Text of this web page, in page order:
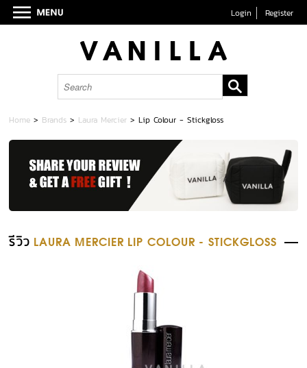
Login Register
Home > Brands > Laura Mercier >Lip Colour - Stickgloss
รีวิว LAURA MERCIER LIP COLOUR - STICKGLOSS